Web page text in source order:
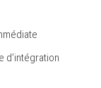
d’intégration